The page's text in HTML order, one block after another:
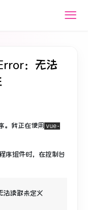
：无法
我正在使用 vue-
序组件时，在控制台
法读取未定义